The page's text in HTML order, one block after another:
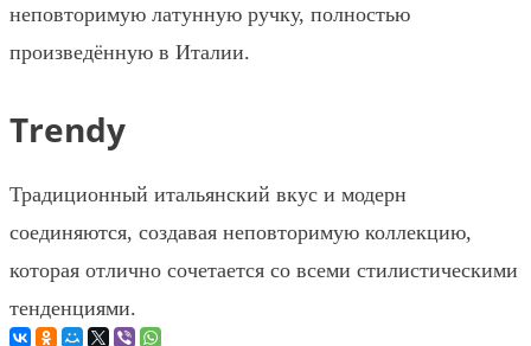
неповторимую латунную ручку, полностью
произведённую в Италии.
Trendy
Традиционный итальянский вкус и модерн
соединяются, создавая неповторимую коллекцию,
которая отлично сочетается со всеми стилистическими
тенденциями.